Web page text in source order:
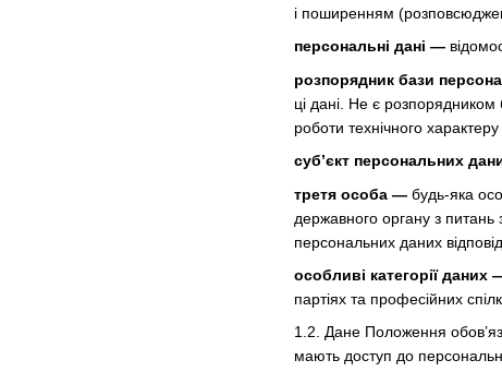
і поширенням
персональні дані —
розпорядник бази
ці дані. Не є
роботи технічного
суб’єкт персональних
третя особа — будь-яка
державного органу з
персональних даних
особливі категорії даних
партіях та професійних
1.2. Дане Положення
мають доступ до